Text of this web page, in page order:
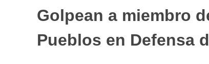
Golpean a miembro
Pueblos en Defensa